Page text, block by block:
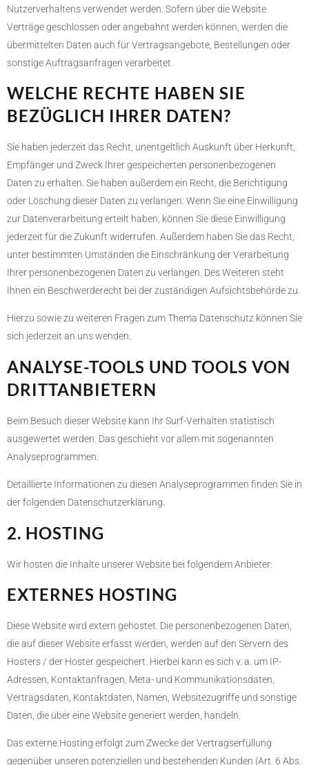
Nutzerverhaltens verwendet werden. Sofern über die Website
Verträge geschlossen oder angebahnt werden können, werden die
übermittelten Daten auch für Vertragsangebote, Bestellungen oder
sonstige Auftragsanfragen verarbeitet.
WELCHE RECHTE HABEN SIE
BEZÜGLICH IHRER DATEN?
Sie haben jederzeit das Recht, unentgeltlich Auskunft über Herkunft,
Empfänger und Zweck Ihrer gespeicherten personenbezogenen
Daten zu erhalten. Sie haben außerdem ein Recht, die Berichtigung
oder Löschung dieser Daten zu verlangen. Wenn Sie eine Einwilligung
zur Datenverarbeitung erteilt haben, können Sie diese Einwilligung
jederzeit für die Zukunft widerrufen. Außerdem haben Sie das Recht,
unter bestimmten Umständen die Einschränkung der Verarbeitung
Ihrer personenbezogenen Daten zu verlangen. Des Weiteren steht
Ihnen ein Beschwerderecht bei der zuständigen Aufsichtsbehörde zu.
Hierzu sowie zu weiteren Fragen zum Thema Datenschutz können Sie
sich jederzeit an uns wenden.
ANALYSE-TOOLS UND TOOLS VON
DRITT­ANBIETERN
Beim Besuch dieser Website kann Ihr Surf-Verhalten statistisch
ausgewertet werden. Das geschieht vor allem mit sogenannten
Analyseprogrammen.
Detaillierte Informationen zu diesen Analyseprogrammen finden Sie in
der folgenden Datenschutzerklärung.
2. HOSTING
Wir hosten die Inhalte unserer Website bei folgendem Anbieter:
EXTERNES HOSTING
Diese Website wird extern gehostet. Die personenbezogenen Daten,
die auf dieser Website erfasst werden, werden auf den Servern des
Hosters / der Hoster gespeichert. Hierbei kann es sich v. a. um IP-
Adressen, Kontaktanfragen, Meta- und Kommunikationsdaten,
Vertragsdaten, Kontaktdaten, Namen, Websitezugriffe und sonstige
Daten, die über eine Website generiert werden, handeln.
Das externe Hosting erfolgt zum Zwecke der Vertragserfüllung
gegenüber unseren potenziellen und bestehenden Kunden (Art. 6 Abs.